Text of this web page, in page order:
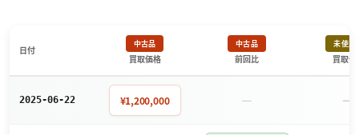
日付
中古品
買取価格
中古品
前回比
未使用
買取価
2025-06-22 ¥1,200,000 － －